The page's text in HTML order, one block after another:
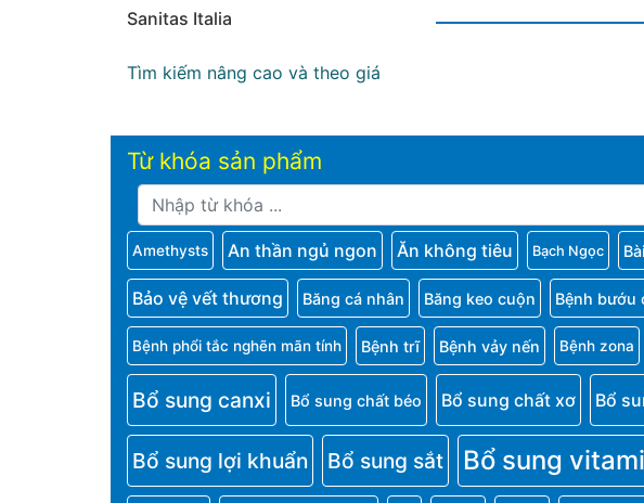
Sanitas Italia
Tìm kiếm nâng cao và theo giá
Từ khóa sản phẩm
Amethysts An thần ngủ ngon Ăn không tiêu Bạch Ngọc
Bảo vệ vết thương Băng cá nhân Băng keo cuộn Bệnh bướu
Bệnh phổi tắc nghẽn mãn tính Bệnh trĩ Bệnh vảy nến Bệnh zona
Bổ sung canxi Bổ sung chất béo Bổ sung chất xơ Bổ
Bổ sung lợi khuẩn Bổ sung sắt Bổ sung